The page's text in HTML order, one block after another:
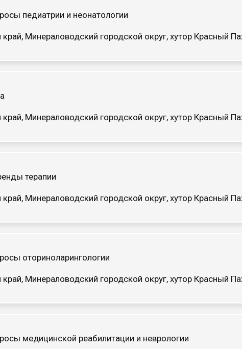
педиатрии и неонатологии
край, Минераловодский городской округ, хутор
край, Минераловодский городской округ, хутор
терапии
край, Минераловодский городской округ, хутор
оториноларингологии
край, Минераловодский городской округ, хутор
медицинской реабилитации и неврологии